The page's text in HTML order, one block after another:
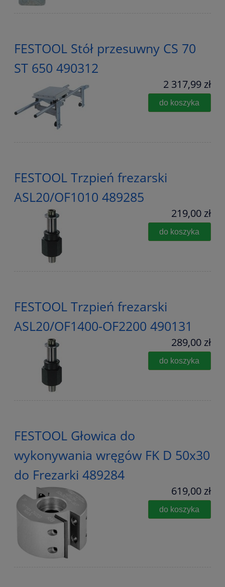
FESTOOL Stół przesuwny CS 70
ST 650 490312
2 317,99 zł
do koszyka
FESTOOL Trzpień frezarski
ASL20/OF1010 489285
219,00 zł
do koszyka
FESTOOL Trzpień frezarski
ASL20/OF1400-OF2200 490131
289,00 zł
do koszyka
FESTOOL Głowica do
wykonywania wręgów FK D 50x30
do Frezarki 489284
619,00 zł
do koszyka